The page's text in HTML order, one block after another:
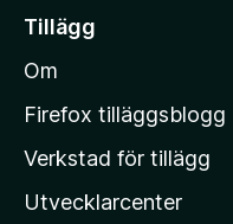
i
l
M
z
i
Tillägg
Om
Firefox tilläggsblogg
Verkstad för tillägg
Utvecklarcenter